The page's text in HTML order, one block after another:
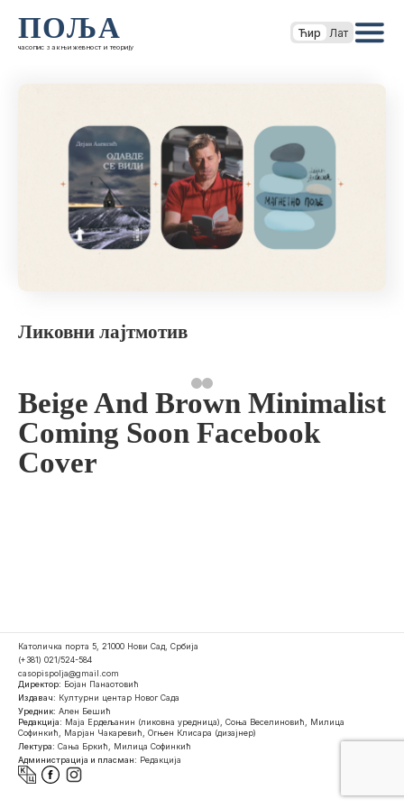
ПОЉА
часопис за књижевност и теорију
Ћир Лат
Ликовни лајтмотив
Beige And Brown Minimalist
Coming Soon Facebook
Cover
Католичка порта 5, 21000 Нови Сад, Србија
(+381) 021/524-584
casopispolja@gmail.com
Директор: Бојан Панаотовић
Издавач: Културни центар Новог Сада
Уредник: Ален Бешић
Редакција: Маја Ердељанин (ликовна уредница), Соња Веселиновић, Милица
Софинкић, Марјан Чакаревић, Огњен Клисара (дизајнер)
Лектура: Сања Бркић, Милица Софинкић
Администрација и пласман: Редакција